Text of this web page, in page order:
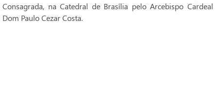
Consagrada, na Catedral de Brasília pelo Arcebispo Cardeal
Dom Paulo Cezar Costa.